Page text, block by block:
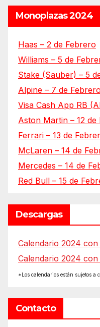
Monoplazas 2024
Haas – 2 de Febrero
Williams – 5 de
Stake (Sauber) – 5
Alpine – 7 de Febrero
Visa Cash App RB
Aston Martin – 12 de
Ferrari – 13 de
McLaren – 14 de
Mercedes – 14 de
Red Bull – 15 de
Descargas
Calendario 2024
Calendario 2024
*Los calendarios están sujetos a
Contacto